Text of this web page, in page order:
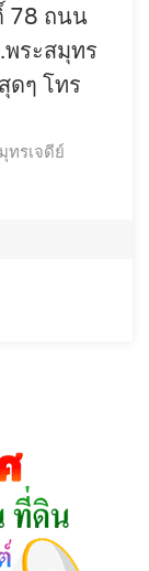
78 ถนน
ระสมุทร
ดๆ โทร
ทรเจดีย์